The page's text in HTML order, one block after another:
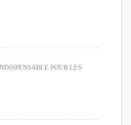
POUR LES